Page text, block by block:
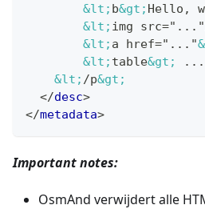
&lt; b&gt; Hello,
&lt; img
&lt; a href="..."
&lt; table&gt; ...
&lt; /p&gt;
</desc>
</metadata>
Important notes:
OsmAnd verwijdert alle